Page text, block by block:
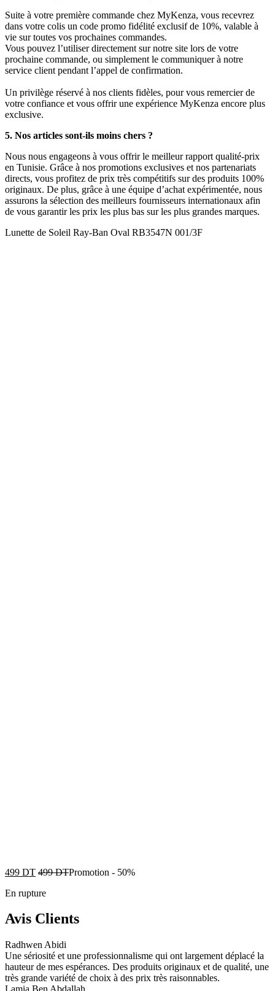
Suite à votre première commande chez MyKenza, vous recevrez
dans votre colis un code promo fidélité exclusif de 10%, valable à
vie sur toutes vos prochaines commandes.
Vous pouvez l’utiliser directement sur notre site lors de votre
prochaine commande, ou simplement le communiquer à notre
service client pendant l’appel de confirmation.
Un privilège réservé à nos clients fidèles, pour vous remercier de
votre confiance et vous offrir une expérience MyKenza encore plus
exclusive.
5. Nos articles sont-ils moins chers ?
Nous nous engageons à vous offrir le meilleur rapport qualité-prix
en Tunisie. Grâce à nos promotions exclusives et nos partenariats
directs, vous profitez de prix très compétitifs sur des produits 100%
originaux. De plus, grâce à une équipe d’achat expérimentée, nous
assurons la sélection des meilleurs fournisseurs internationaux afin
de vous garantir les prix les plus bas sur les plus grandes marques.
Lunette de Soleil Ray-Ban Oval RB3547N 001/3F
499 DT 499DTPromotion - 50%
En rupture
Avis Clients
Radhwen Abidi
Une sériosité et une professionnalisme qui ont largement déplacé la
hauteur de mes espérances. Des produits originaux et de qualité, une
très grande variété de choix à des prix très raisonnables.